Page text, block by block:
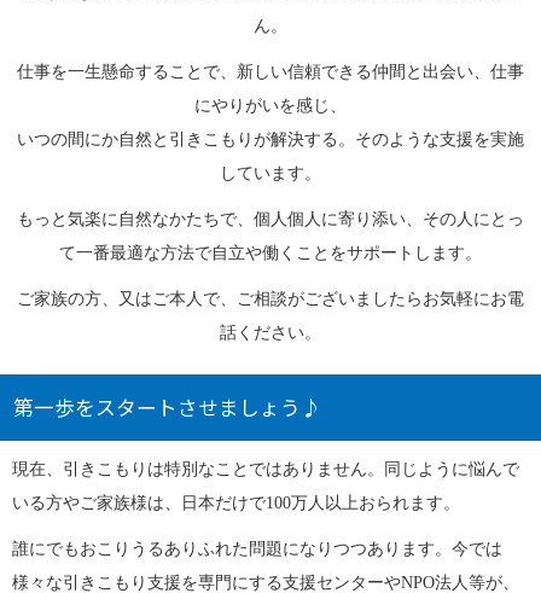
ん。
仕事を一生懸命することで、新しい信頼できる仲間と出会い、仕事
にやりがいを感じ、
いつの間にか自然と引きこもりが解決する。そのような支援を実施
しています。
もっと気楽に自然なかたちで、個人個人に寄り添い、その人にとっ
て一番最適な方法で自立や働くことをサポートします。
ご家族の方、又はご本人で、ご相談がございましたらお気軽にお電
話ください。
第一歩をスタートさせましょう♪
現在、引きこもりは特別なことではありません。同じように悩んで
いる方やご家族様は、日本だけで100万人以上おられます。
誰にでもおこりうるありふれた問題になりつつあります。今では
様々な引きこもり支援を専門にする支援センターやNPO法人等が、